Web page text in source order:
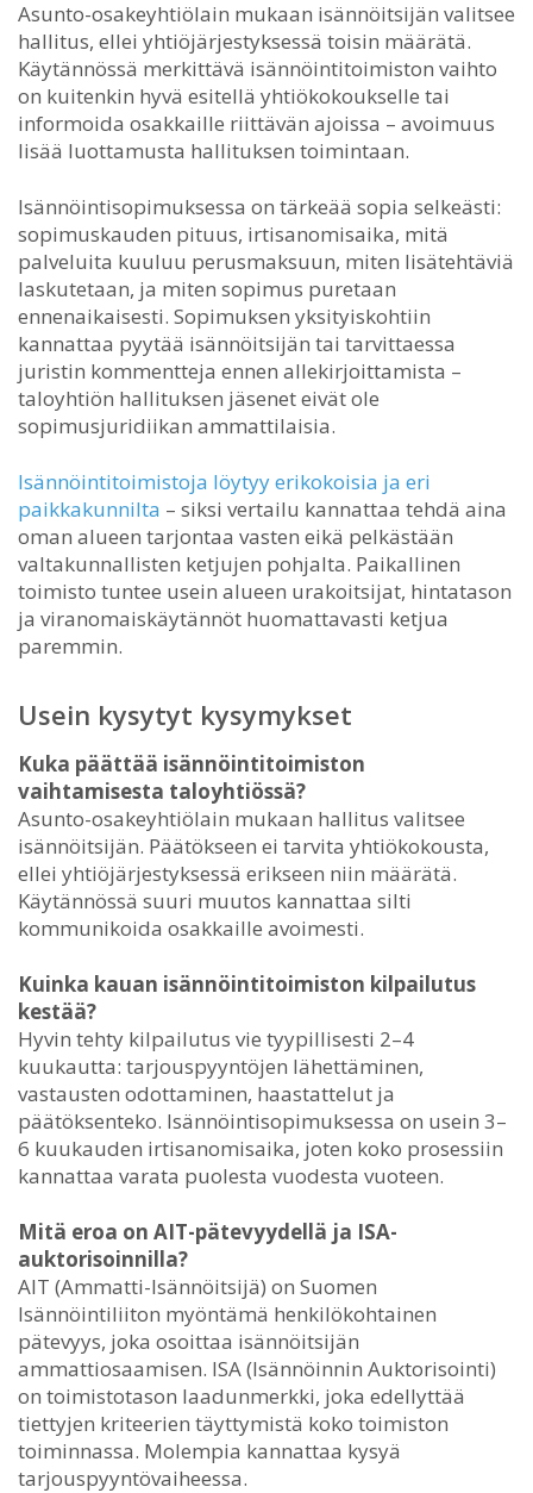
Asunto-osakeyhtiölain mukaan isännöitsijän valitsee
hallitus, ellei yhtiöjärjestyksessä toisin määrätä.
Käytännössä merkittävä isännöintitoimiston vaihto
on kuitenkin hyvä esitellä yhtiökokoukselle tai
informoida osakkaille riittävän ajoissa – avoimuus
lisää luottamusta hallituksen toimintaan.
Isännöintisopimuksessa on tärkeää sopia selkeästi:
sopimuskauden pituus, irtisanomisaika, mitä
palveluita kuuluu perusmaksuun, miten lisätehtäviä
laskutetaan, ja miten sopimus puretaan
ennenaikaisesti. Sopimuksen yksityiskohtiin
kannattaa pyytää isännöitsijän tai tarvittaessa
juristin kommentteja ennen allekirjoittamista –
taloyhtiön hallituksen jäsenet eivät ole
sopimusjuridiikan ammattilaisia.
Isännöintitoimistoja löytyy erikokoisia ja eri
paikkakunnilta – siksi vertailu kannattaa tehdä aina
oman alueen tarjontaa vasten eikä pelkästään
valtakunnallisten ketjujen pohjalta. Paikallinen
toimisto tuntee usein alueen urakoitsijat, hintatason
ja viranomaiskäytännöt huomattavasti ketjua
paremmin.
Usein kysytyt kysymykset
Kuka päättää isännöintitoimiston
vaihtamisesta taloyhtiössä?
Asunto-osakeyhtiölain mukaan hallitus valitsee
isännöitsijän. Päätökseen ei tarvita yhtiökokousta,
ellei yhtiöjärjestyksessä erikseen niin määrätä.
Käytännössä suuri muutos kannattaa silti
kommunikoida osakkaille avoimesti.
Kuinka kauan isännöintitoimiston kilpailutus
kestää?
Hyvin tehty kilpailutus vie tyypillisesti 2–4
kuukautta: tarjouspyyntöjen lähettäminen,
vastausten odottaminen, haastattelut ja
päätöksenteko. Isännöintisopimuksessa on usein 3–
6 kuukauden irtisanomisaika, joten koko prosessiin
kannattaa varata puolesta vuodesta vuoteen.
Mitä eroa on AIT-pätevyydellä ja ISA-
auktorisoinnilla?
AIT (Ammatti-Isännöitsijä) on Suomen
Isännöintiliiton myöntämä henkilökohtainen
pätevyys, joka osoittaa isännöitsijän
ammattiosaamisen. ISA (Isännöinnin Auktorisointi)
on toimistotason laadunmerkki, joka edellyttää
tiettyjen kriteerien täyttymistä koko toimiston
toiminnassa. Molempia kannattaa kysyä
tarjouspyyntövaiheessa.